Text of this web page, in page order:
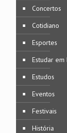
Concertos
Cotidiano
Esportes
Estudar em
Estudos
Eventos
Festivais
História